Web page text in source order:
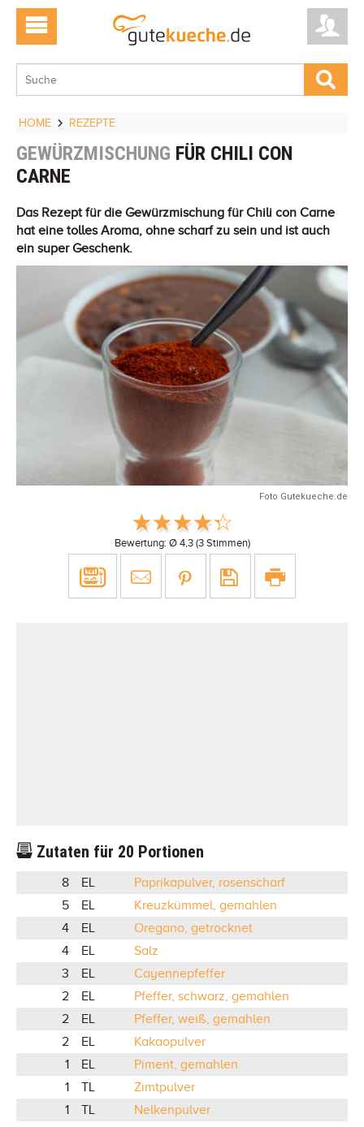
HOME REZEPTE
GEWÜRZMISCHUNG FÜR CHILI CON
CARNE
Das Rezept für die Gewürzmischung für Chili con Carne
hat eine tolles Aroma, ohne scharf zu sein und ist auch
ein super Geschenk.
Foto Gutekueche.de
Bewertung: Ø 4,3(3Stimmen)
Zutaten für 20 Portionen
8 EL
Paprikapulver, rosenscharf
5
EL
Kreuzkümmel, gemahlen
4
EL
Oregano, getrocknet
4
EL
Salz
3
EL
Cayennepfeffer
2
EL
Pfeffer, schwarz, gemahlen
2
EL
Pfeffer, weiß, gemahlen
2
EL
Kakaopulver
1
EL
Piment, gemahlen
1
TL
Zimtpulver
1
TL Nelkenpulver